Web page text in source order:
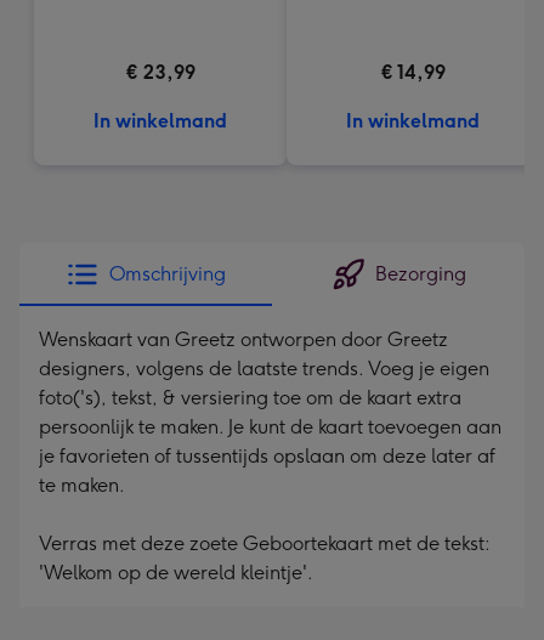
€ 23,99
In winkelmand
€ 14,99
In winkelmand
Omschrijving Bezorging
Wenskaart van Greetz ontworpen door Greetz
designers, volgens de laatste trends. Voeg je eigen
foto('s), tekst, & versiering toe om de kaart extra
persoonlijk te maken. Je kunt de kaart toevoegen aan
je favorieten of tussentijds opslaan om deze later af
te maken.
Verras met deze zoete Geboortekaart met de tekst:
'Welkom op de wereld kleintje'.